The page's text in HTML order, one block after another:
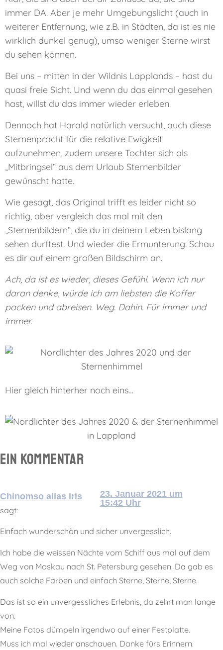
immer DA. Aber je mehr Umgebungslicht (auch in
weiterer Entfernung, wie z.B. in Städten, da ist es nie
wirklich dunkel genug), umso weniger Sterne wirst
du sehen können.
Bei uns – mitten in der Wildnis Lapplands – hast du
quasi freie Sicht. Und wenn du das einmal gesehen
hast, willst du das immer wieder erleben.
Dennoch hat Harald natürlich versucht, auch diese
Sternenpracht für die relative Ewigkeit
aufzunehmen, zudem unsere Tochter sich als
„Mitbringsel“ aus dem Urlaub Sternenbilder
gewünscht hatte.
Wie gesagt, das Original trifft es leider nicht so
richtig, aber vergleich das mal mit den
„Sternenbildern“, die du in deinem Leben bislang
sehen durftest. Und wieder die Ermunterung: Schau
es dir auf einem großen Bildschirm an.
Ach, da ist es wieder, dieses Gefühl. Wenn ich nur
daran denke, würde ich am liebsten die Koffer
packen und abreisen. Weg. Dahin. Für immer und
immer.
Hier gleich hinterher noch eins…
Ein Kommentar
Chinomso alias Iris
sagt:
23. Januar 2021 um
15:42 Uhr
Einfach wunderschön und sicher unvergesslich.
Ich habe die weissen Nächte vom Schiff aus mal auf dem
Weg von Moskau nach St. Petersburg gesehen. Da gab es
auch solche Farben und einfach Sterne, Sterne, Sterne.
Das ist so ein unvergessliches Erlebnis, da zehrt man lange
von.
Meine Fotos dümpeln irgendwo auf einer Festplatte.
Muss ich mal wieder anschauen. Danke fürs Erinnern.